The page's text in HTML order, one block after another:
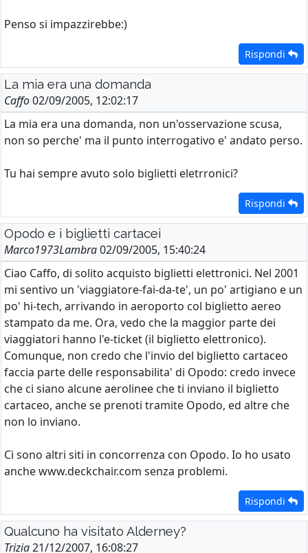
Penso si impazzirebbe:)
Rispondi
La mia era una domanda
Caffo02/09/2005, 12:02:17
La mia era una domanda, non un'osservazione scusa,
non so perche' ma il punto interrogativo e' andato perso.
Tu hai sempre avuto solo biglietti eletrronici?
Rispondi
Opodo e i biglietti cartacei
Marco1973Lambra02/09/2005, 15:40:24
Ciao Caffo, di solito acquisto biglietti elettronici. Nel 2001
mi sentivo un 'viaggiatore-fai-da-te', un po' artigiano e un
po' hi-tech, arrivando in aeroporto col biglietto aereo
stampato da me. Ora, vedo che la maggior parte dei
viaggiatori hanno l'e-ticket (il biglietto elettronico).
Comunque, non credo che l'invio del biglietto cartaceo
faccia parte delle responsabilita' di Opodo: credo invece
che ci siano alcune aerolinee che ti inviano il biglietto
cartaceo, anche se prenoti tramite Opodo, ed altre che
non lo inviano.
Ci sono altri siti in concorrenza con Opodo. Io ho usato
anche www.deckchair.com senza problemi.
Rispondi
Qualcuno ha visitato Alderney?
Trizia21/12/2007, 16:08:27